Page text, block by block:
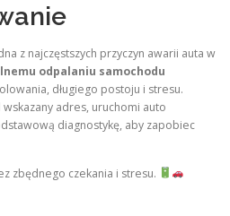
z najczęstszych przyczyn awarii auta w
odpalaniu samochodu
długiego postoju i stresu.
adres, uruchomi auto
diagnostykę, aby zapobiec
zbędnego czekania i stresu.